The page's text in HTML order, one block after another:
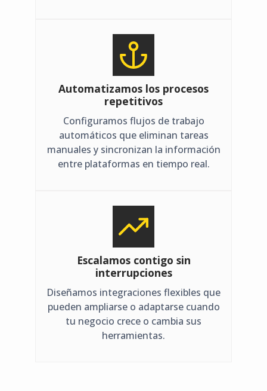
Automatizamos los procesos
repetitivos
Configuramos flujos de trabajo
automáticos que eliminan tareas
manuales y sincronizan la información
entre plataformas en tiempo real.
Escalamos contigo sin
interrupciones
Diseñamos integraciones flexibles que
pueden ampliarse o adaptarse cuando
tu negocio crece o cambia sus
herramientas.